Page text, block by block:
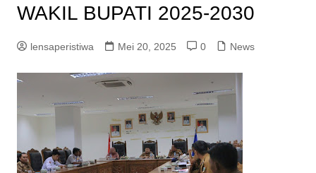
WAKIL BUPATI 2025-2030
lensaperistiwa Mei 20, 2025 0 News